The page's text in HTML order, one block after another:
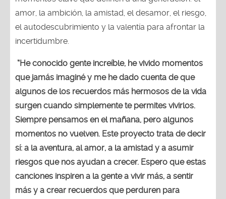
amor, la ambición, la amistad, el desamor, el riesgo,
el autodescubrimiento y la valentía para afrontar la
incertidumbre.
“He conocido gente increíble, he vivido momentos
que jamás imaginé y me he dado cuenta de que
algunos de los recuerdos más hermosos de la vida
surgen cuando simplemente te permites vivirlos.
Siempre pensamos en el mañana, pero algunos
momentos no vuelven. Este proyecto trata de decir
sí: a la aventura, al amor, a la amistad y a asumir
riesgos que nos ayudan a crecer. Espero que estas
canciones inspiren a la gente a vivir más, a sentir
más y a crear recuerdos que perduren para